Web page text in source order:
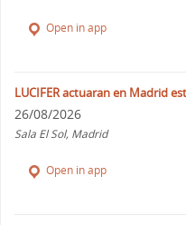
Open in app
LUCIFER actuaran en Madrid
26/08/2026
Sala El Sol, Madrid
Open in app